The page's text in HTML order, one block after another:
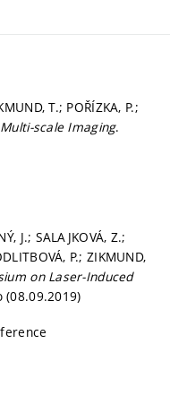
T.; POŘÍZKA, P.;
scale Imaging.
J.; SALAJKOVÁ, Z.;
P.; ZIKMUND,
on Laser-Induced
(08.09.2019)